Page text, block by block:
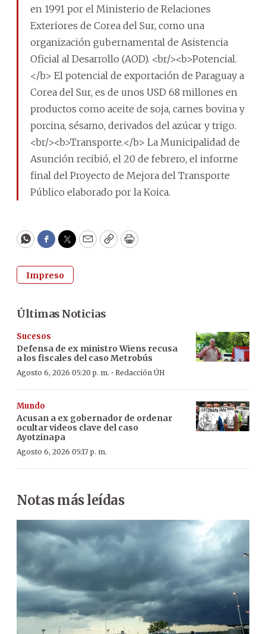
en 1991 por el Ministerio de Relaciones
Exteriores de Corea del Sur, como una
organización gubernamental de Asistencia
Oficial al Desarrollo (AOD). <br/><b>Potencial.
</b> El potencial de exportación de Paraguay a
Corea del Sur, es de unos USD 68 millones en
productos como aceite de soja, carnes bovina y
porcina, sésamo, derivados del azúcar y trigo.
<br/><b>Transporte.</b> La Municipalidad de
Asunción recibió, el 20 de febrero, el informe
final del Proyecto de Mejora del Transporte
Público elaborado por la Koica.
WhatsApp
Facebook
Twitter
EmailCopyPrint
Impreso
Últimas Noticias
Sucesos
Defensa de ex ministro Wiens recusa
a los fiscales del caso Metrobús
Agosto 6, 2026 05:20 p. m. · Redacción ÚH
Mundo
Acusan a ex gobernador de ordenar
ocultar videos clave del caso
Ayotzinapa
Agosto 6, 2026 05:17 p. m.
Notas más leídas